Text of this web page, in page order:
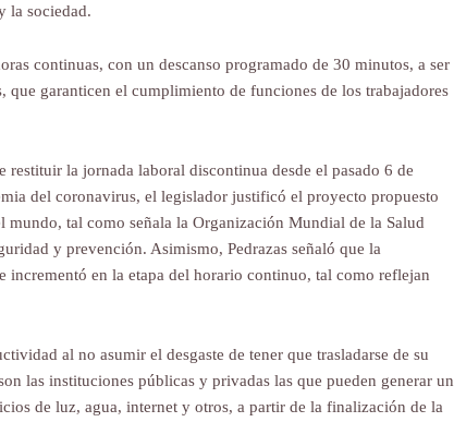
la sociedad.
continuas, con un descanso programado de 30 minutos, a ser
que garanticen el cumplimiento de funciones de los trabajadores
la jornada laboral discontinua desde el pasado 6 de
del coronavirus, el legislador justificó el proyecto propuesto
tal como señala la Organización Mundial de la Salud
y prevención. Asimismo, Pedrazas señaló que la
en la etapa del horario continuo, tal como reflejan
al no asumir el desgaste de tener que trasladarse de su
las instituciones públicas y privadas las que pueden generar un
de luz, agua, internet y otros, a partir de la finalización de la